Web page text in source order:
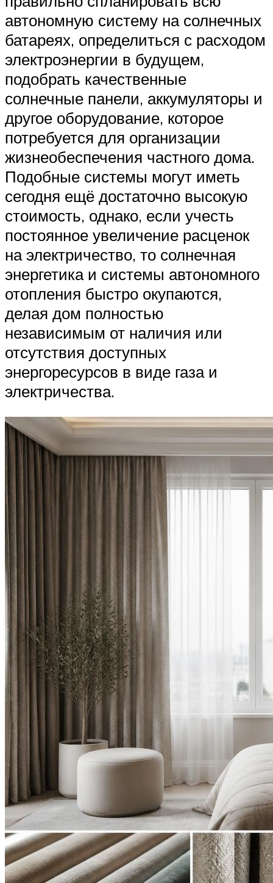
автономную систему на солнечных
батареях, определиться с расходом
электроэнергии в будущем,
подобрать качественные
солнечные панели, аккумуляторы и
другое оборудование, которое
потребуется для организации
жизнеобеспечения частного дома.
Подобные системы могут иметь
сегодня ещё достаточно высокую
стоимость, однако, если учесть
постоянное увеличение расценок
на электричество, то солнечная
энергетика и системы автономного
отопления быстро окупаются,
делая дом полностью
независимым от наличия или
отсутствия доступных
энергоресурсов в виде газа и
электричества.